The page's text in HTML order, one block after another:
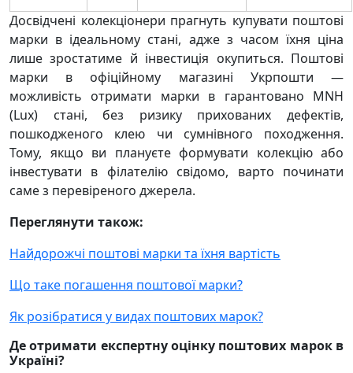
Досвідчені колекціонери прагнуть купувати поштові
марки в ідеальному стані, адже з часом їхня ціна
лише зростатиме й інвестиція окупиться. Поштові
марки в офіційному магазині Укрпошти —
можливість отримати марки в гарантовано MNH
(Lux) стані, без ризику прихованих дефектів,
пошкодженого клею чи сумнівного походження.
Тому, якщо ви плануєте формувати колекцію або
інвестувати в філателію свідомо, варто починати
саме з перевіреного джерела.
Переглянути також:
Найдорожчі поштові марки та їхня вартість
Що таке погашення поштової марки?
Як розібратися у видах поштових марок?
Де отримати експертну оцінку поштових марок в
Україні?